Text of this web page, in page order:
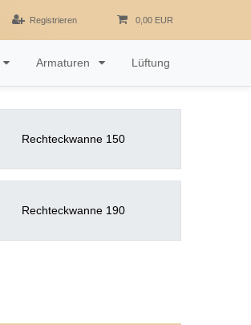
Registrieren 0,00 EUR
Armaturen Lüftung
Rechteckwanne 150
Rechteckwanne 190